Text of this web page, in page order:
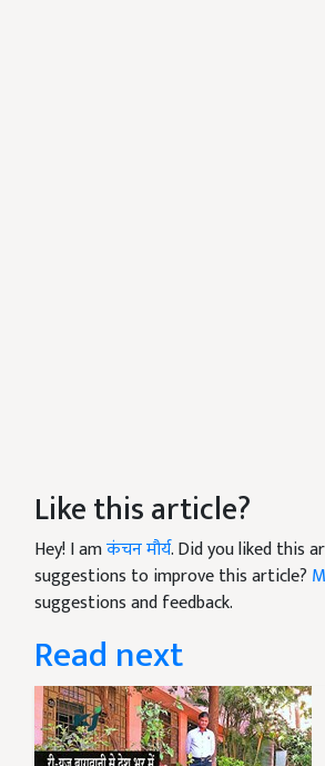
Like this article?
Hey! I amकंचन मौर्य. Did you liked this
suggestions to improve this article?
suggestions and feedback.
Read next